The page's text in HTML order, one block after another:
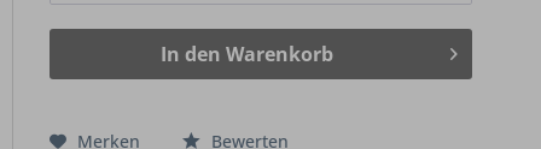
In den Warenkorb
Merken Bewerten